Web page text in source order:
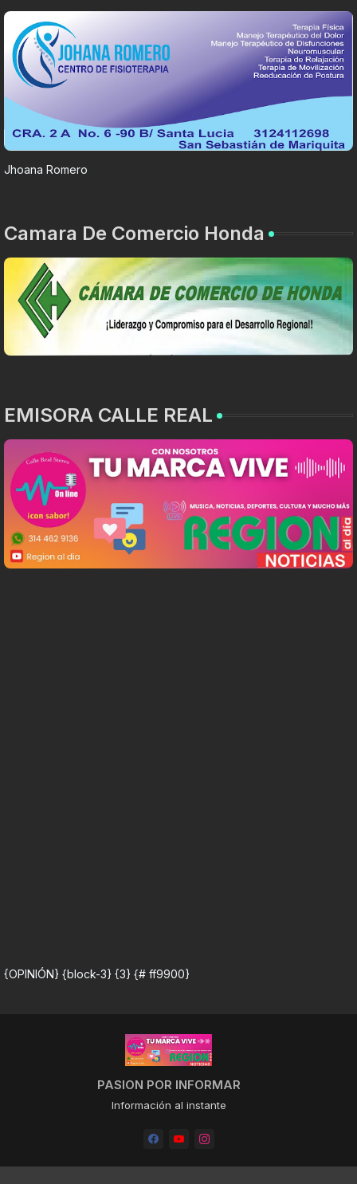
Jhoana Romero
Camara De Comercio Honda
EMISORA CALLE REAL
{OPINIÓN} {block-3} {3} {# ff9900}
PASION POR INFORMAR
Información al instante